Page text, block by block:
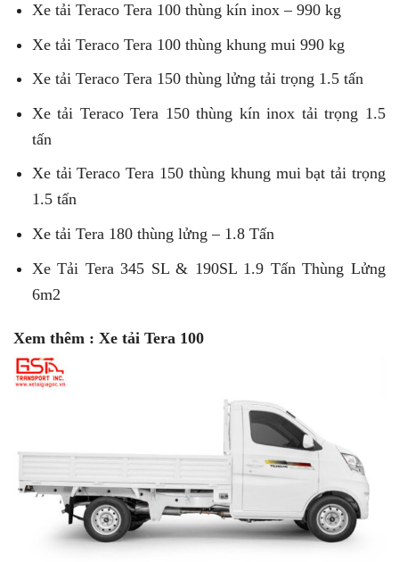
Xe tải Teraco Tera 100 thùng kín inox – 990 kg
Xe tải Teraco Tera 100 thùng khung mui 990 kg
Xe tải Teraco Tera 150 thùng lửng tải trọng 1.5 tấn
Xe tải Teraco Tera 150 thùng kín inox tải trọng 1.5
tấn
Xe tải Teraco Tera 150 thùng khung mui bạt tải trọng
1.5 tấn
Xe tải Tera 180 thùng lửng – 1.8 Tấn
Xe Tải Tera 345 SL & 190SL 1.9 Tấn Thùng Lửng
6m2
Xem thêm : Xe tải Tera 100